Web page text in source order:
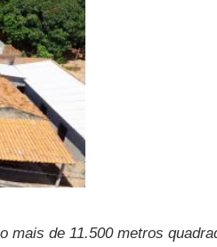
de 11.500 metros